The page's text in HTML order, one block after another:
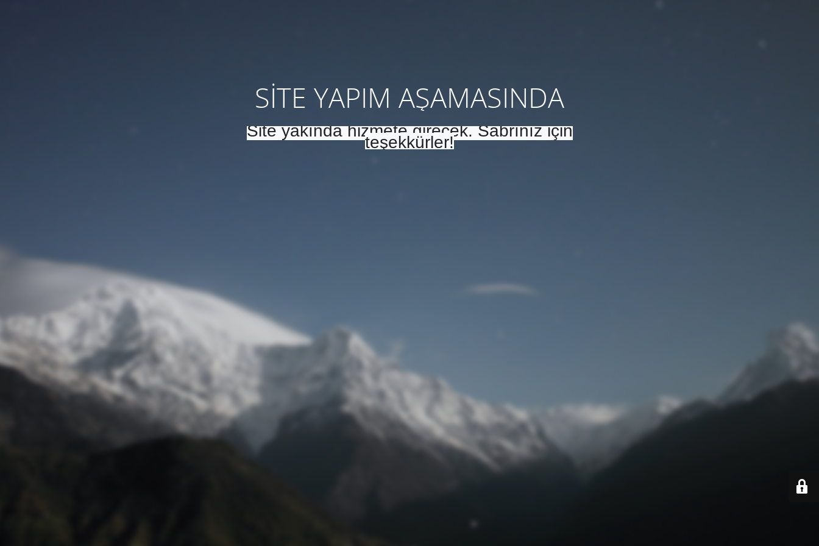
SİTE YAPIM AŞAMASINDA
Site yakında hizmete girecek. Sabrınız için
teşekkürler!